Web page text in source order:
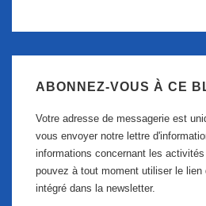
ABONNEZ-VOUS À CE
Votre adresse de messagerie est
vous envoyer notre lettre
informations concernant les
pouvez à tout moment utiliser le lien
intégré dans la newsletter.